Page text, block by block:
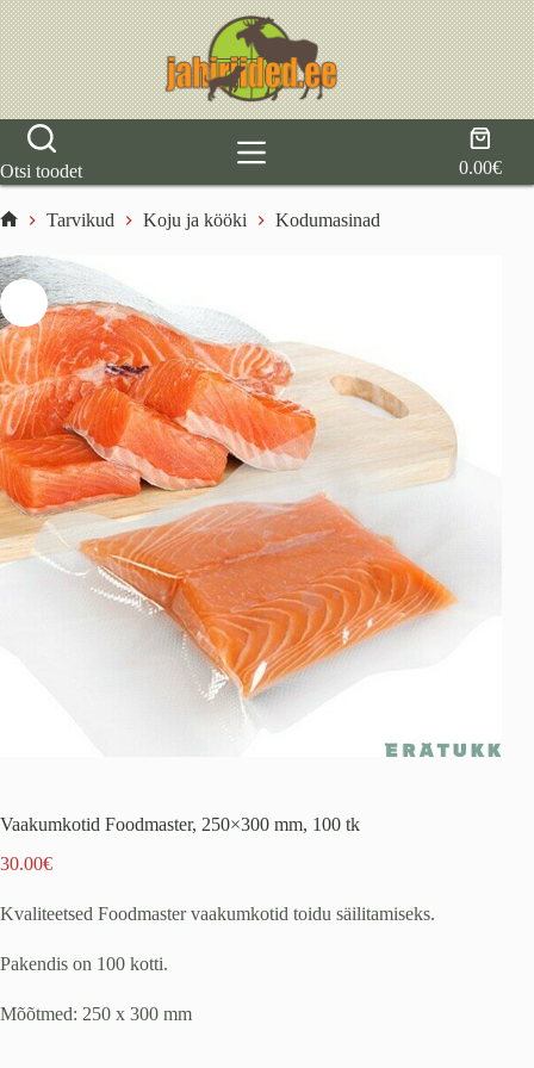
Skip
to
content
Otsi toodet
cart
0.00€
Tarvikud Koju ja kööki Kodumasinad
Vaakumkotid Foodmaster, 250×300 mm, 100 tk
30.00€
Kvaliteetsed Foodmaster vaakumkotid toidu säilitamiseks.
Pakendis on 100 kotti.
Mõõtmed: 250 x 300 mm